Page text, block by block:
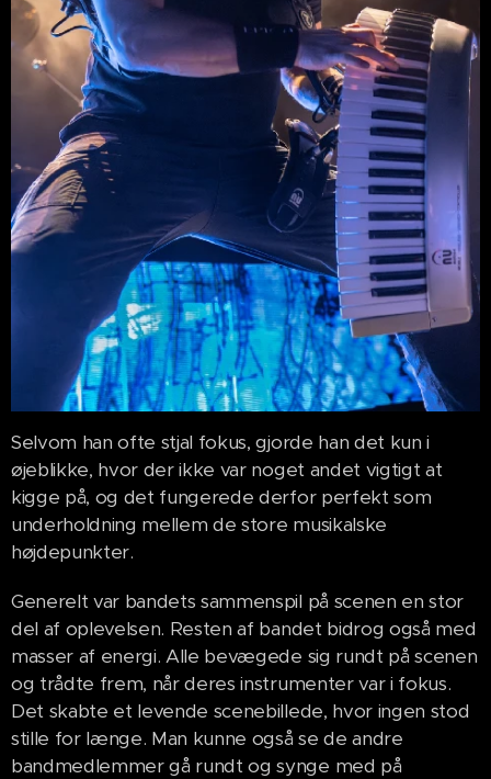
Selvom han ofte stjal fokus, gjorde han det kun i
øjeblikke, hvor der ikke var noget andet vigtigt at
kigge på, og det fungerede derfor perfekt som
underholdning mellem de store musikalske
højdepunkter.
Generelt var bandets sammenspil på scenen en stor
del af oplevelsen. Resten af bandet bidrog også med
masser af energi. Alle bevægede sig rundt på scenen
og trådte frem, når deres instrumenter var i fokus.
Det skabte et levende scenebillede, hvor ingen stod
stille for længe. Man kunne også se de andre
bandmedlemmer gå rundt og synge med på